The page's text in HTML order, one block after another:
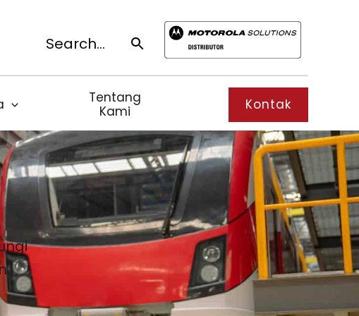
Search
for:
SEARCH BUTTON
Tentang
Kami
Kontak